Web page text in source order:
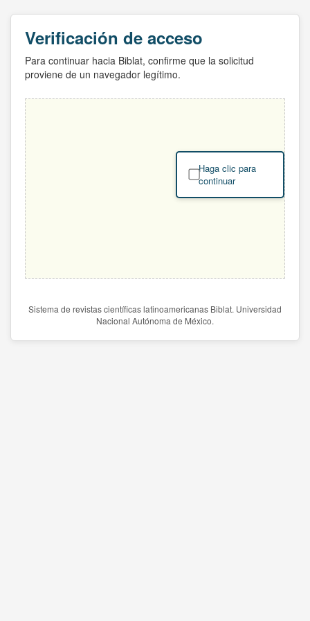
Verificación de acceso
Para continuar hacia Biblat, confirme que la solicitud
proviene de un navegador legítimo.
Haga clic para
continuar
Sistema de revistas científicas latinoamericanas Biblat. Universidad
Nacional Autónoma de México.